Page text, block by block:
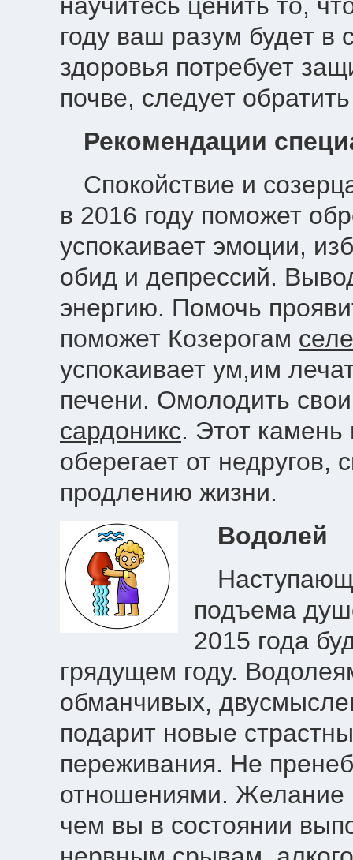
году ваш разум будет
здоровья потребует
почве, следует
Рекомендации
Спокойствие и
в 2016 году поможет
успокаивает эмоции,
обид и депрессий.
энергию. Помочь
поможет Козерогам
успокаивает ум,им
печени. Омолодить
сардоникс. Этот камень
оберегает от недругов,
продлению жизни.
Водолей
подъема
2015 года
грядущем году.
обманчивых,
подарит новые
переживания. Не
отношениями. Желание
чем вы в состоянии